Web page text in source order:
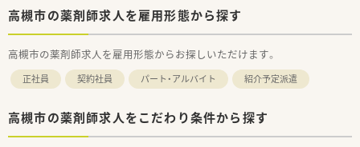
高槻市の薬剤師求人を雇用形態から探す
高槻市の薬剤師求人を雇用形態からお探しいただけます。
正社員 契約社員 パート・アルバイト 紹介予定派遣
高槻市の薬剤師求人をこだわり条件から探す